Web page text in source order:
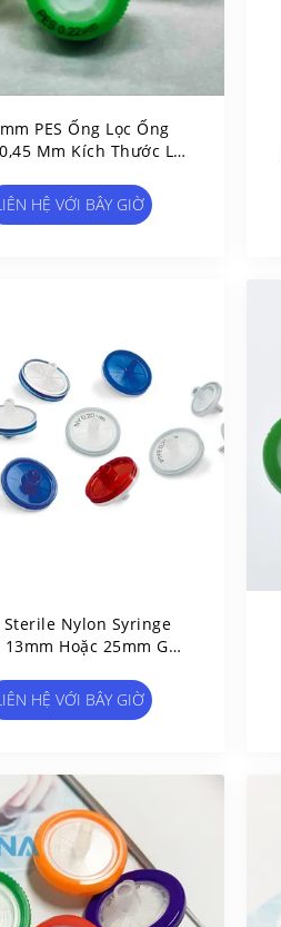
PES Ống Lọc Ống
Μm Kích Thước Lỗ
HỆ VỚI BÂY GIỜ
Sterile Nylon Syringe
Hoặc 25mm GC
HỆ VỚI BÂY GIỜ